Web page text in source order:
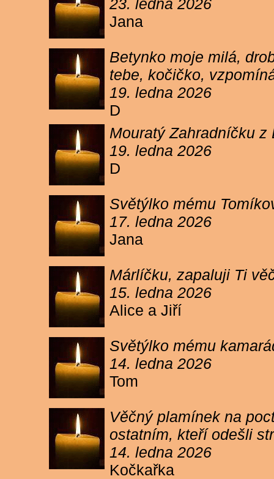
23. ledna 2026
Jana
Betynko moje milá,
tebe, kočičko,
19. ledna 2026
D
Mouratý Zahradníčku
19. ledna 2026
D
Světýlko mému
17. ledna 2026
Jana
Márlíčku, zapaluji Ti
15. ledna 2026
Alice a Jiří
Světýlko mému
14. ledna 2026
Tom
Věčný plamínek na
ostatním, kteří odešli
14. ledna 2026
Kočkařka